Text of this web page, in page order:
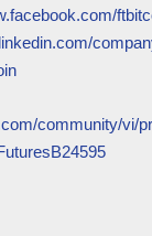
community/vi/